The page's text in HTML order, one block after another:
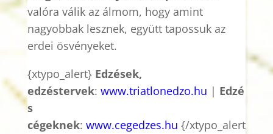
valóra válik az álmom, hogy amint
nagyobbak lesznek, együtt tapossuk az
erdei ösvényeket.
{xtypo alert} Edzések,
edzéstervek: www.triatlonedzo.hu | Edzé
s
cégeknek: www.cegedzes.hu {/xtypo_alert